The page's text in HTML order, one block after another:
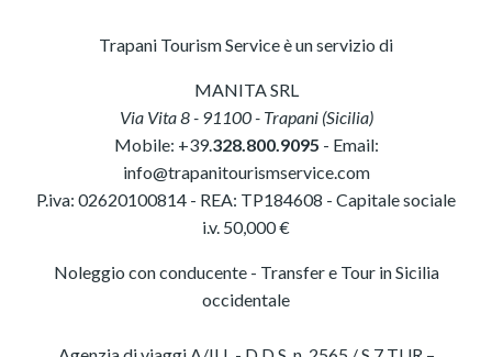
Trapani Tourism Service è un servizio di
MANITA SRL
Via Vita 8- 91100- Trapani(Sicilia)
Mobile: +39.328.800.9095 - Email:
info@trapanitourismservice.com
P.iva: 02620100814 - REA: TP184608 - Capitale sociale
i.v. 50,000 €
Noleggio con conducente - Transfer e Tour in Sicilia
occidentale